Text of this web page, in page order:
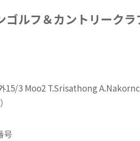
ゴルフ＆カントリーク
15/3 Moo2 T.Srisathong
号